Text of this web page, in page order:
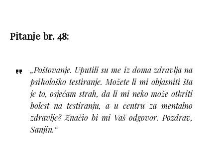
Pitanje br. 48:
„Poštovanje. Uputili su me iz doma zdravlja na
psihološko testiranje. Možete li mi objasniti šta
je to, osjećam strah, da li mi neko može otkriti
bolest na testiranju, a u centru za mentalno
zdravlje? Značio bi mi Vaš odgovor. Pozdrav,
Sanjin.“